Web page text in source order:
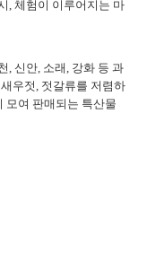
, 체험이 이루어지는 마
, 신안, 소래, 강화 등 과
우젓, 젓갈류를 저렴하
모여 판매되는 특산물